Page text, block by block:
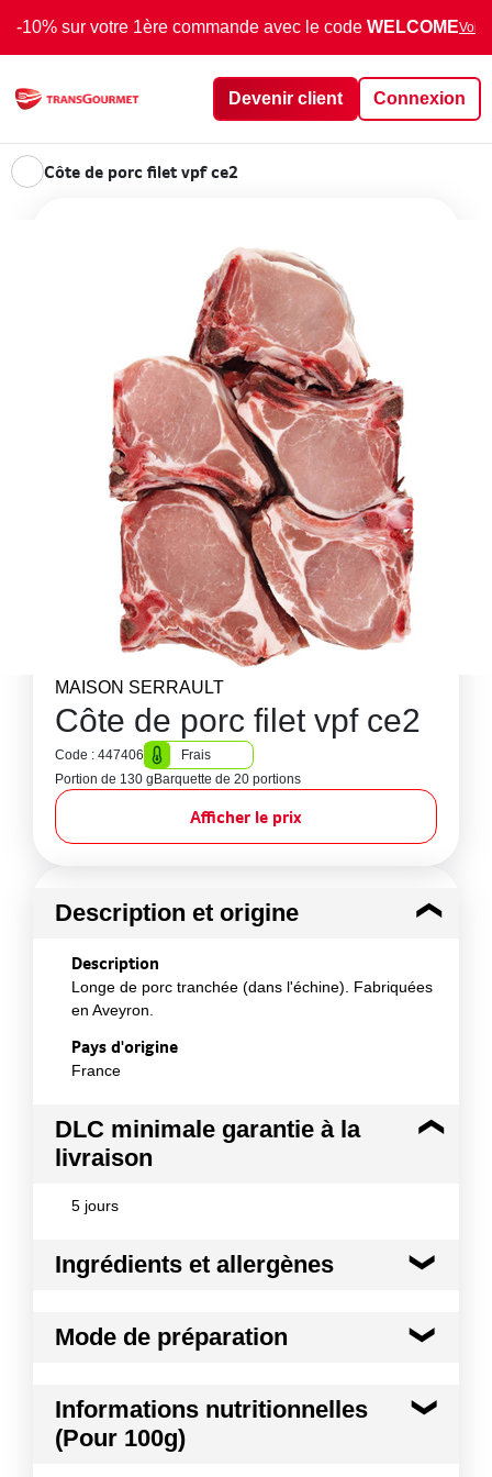
-10% sur votre 1ère commande avec le code WELCOMEVoir
Devenir client Connexion
Côte de porc filet vpf ce2
MAISON SERRAULT
Côte de porc filet vpf ce2
Code : 447406
Frais
Portion de 130 g Barquette de 20 portions
Afficher le prix
Description et origine
Description
Longe de porc tranchée (dans l'échine). Fabriquées
en Aveyron.
Pays d'origine
France
DLC minimale garantie à la
livraison
5 jours
Ingrédients et allergènes
Viande de porc (Origine France).
Traces d'anhydride sulfureux et sulfites
Traces de céleri et produits à base de céleri
Traces de céréales contenant du gluten
Mode de préparation
Informations nutritionnelles
(Pour 100g)